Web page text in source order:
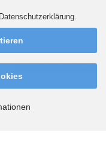
Datenschutzerklärung
Euro innerhalb
Vertrag widerrufen